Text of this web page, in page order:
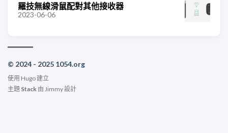
羅技無線滑鼠配對其他接收器
2023-06-06
© 2024 - 2025 1054.org
使用 Hugo建立
主題 Stack 由 Jimmy設計